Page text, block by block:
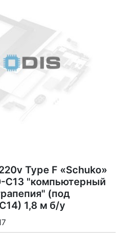
Type F «Schuko»
C13 "компьютерный
(под
1,8 м б/у
3